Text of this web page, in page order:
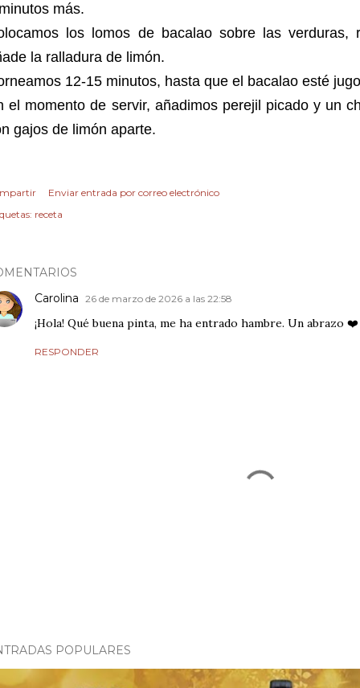
más.
los lomos de bacalao sobre las verduras,
la ralladura de limón.
12-15 minutos, hasta que el bacalao esté
el momento de servir, añadimos perejil picado y un
gajos de limón aparte.
Enviar entrada por correo electrónico
receta
Carolina 26 de marzo de 2026 a las 22:58
¡Hola! Qué buena pinta, me ha entrado hambre. Un abrazo ❤️
RESPONDER
POPULARES